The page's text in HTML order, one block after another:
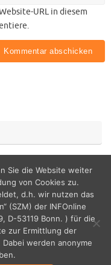
URL in diesem
Sie die Website weiter
von Cookies zu.
d.h. wir nutzen das
(SZM) der INFOnline
D-53119 Bonn. ) für die
zur Ermittlung der
werden anonyme